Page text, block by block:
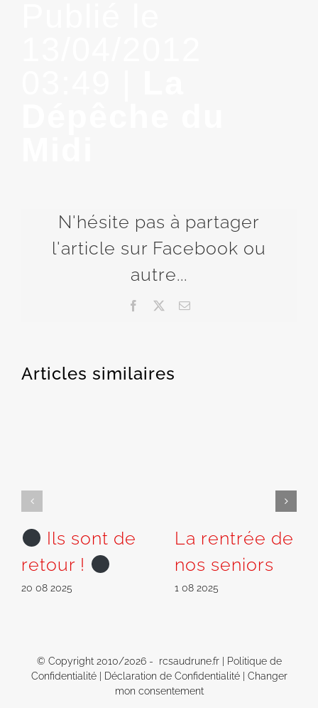
N'hésite pas à partager
l'article sur Facebook ou
autre...
Facebook Email
Articles similaires
Ils sont de
retour !
20 08 2025
La rentrée de
nos seniors
1 08 2025
© Copyright 2010/2026 - rcsaudrune.fr |
Politique de
Confidentialité| Déclaration de Confidentialité| Changer
mon consentement